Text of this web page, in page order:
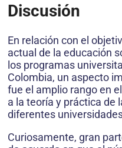
Discusión
En relación con el
actual de la educación
los programas
Colombia, un aspecto
fue el amplio rango en
a la teoría y práctica de
diferentes
Curiosamente, gran